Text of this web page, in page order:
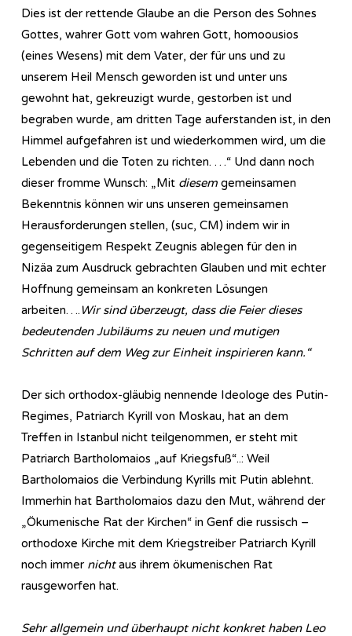
Dies ist der rettende Glaube an die Person des Sohnes
Gottes, wahrer Gott vom wahren Gott, homoousios
(eines Wesens) mit dem Vater, der für uns und zu
unserem Heil Mensch geworden ist und unter uns
gewohnt hat, gekreuzigt wurde, gestorben ist und
begraben wurde, am dritten Tage auferstanden ist, in den
Himmel aufgefahren ist und wiederkommen wird, um die
Lebenden und die Toten zu richten. …“ Und dann noch
dieser fromme Wunsch: „Mit diesem gemeinsamen
Bekenntnis können wir uns unseren gemeinsamen
Herausforderungen stellen, (suc, CM) indem wir in
gegenseitigem Respekt Zeugnis ablegen für den in
Nizäa zum Ausdruck gebrachten Glauben und mit echter
Hoffnung gemeinsam an konkreten Lösungen
arbeiten….Wir sind überzeugt, dass die Feier dieses
bedeutenden Jubiläums zu neuen und mutigen
Schritten auf dem Weg zur Einheit inspirieren kann.“
Der sich orthodox-gläubig nennende Ideologe des Putin-
Regimes, Patriarch Kyrill von Moskau, hat an dem
Treffen in Istanbul nicht teilgenommen, er steht mit
Patriarch Bartholomaios „auf Kriegsfuß“..: Weil
Bartholomaios die Verbindung Kyrills mit Putin ablehnt.
Immerhin hat Bartholomaios dazu den Mut, während der
„Ökumenische Rat der Kirchen“ in Genf die russisch –
orthodoxe Kirche mit dem Kriegstreiber Patriarch Kyrill
noch immer nichtaus ihrem ökumenischen Rat
rausgeworfen hat.
Sehr allgemein und überhaupt nicht konkret haben Leo